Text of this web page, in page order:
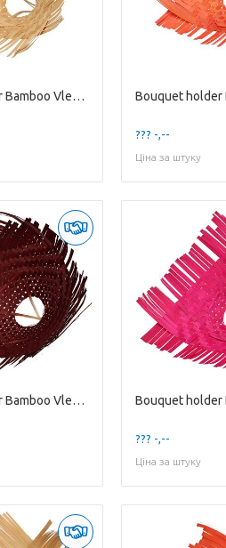
Bouquet holder Bamboo Vlecht D25cm
??? -,--
Ціна за штуку
Bouquet holder Bamboo Vlecht D30cm
??? -,--
Ціна за штуку